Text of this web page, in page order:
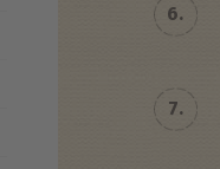
6.
7.